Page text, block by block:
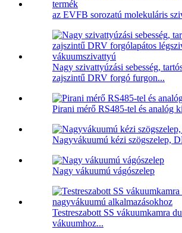
az EVFB sorozatú molekuláris
Nagy szivattyúzási sebesség,
zajszintű DRV forgó furgon...
Pirani mérő RS485-tel és analóg
Nagyvákuumú kézi szögszelep,
Nagy vákuumú vágószelep
Testreszabott SS vákuumkamra
vákuumhoz...